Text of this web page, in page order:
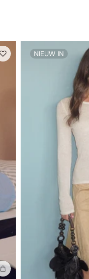
In winkelmand
NIEUW IN